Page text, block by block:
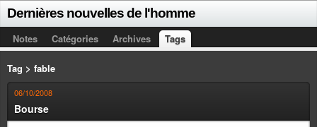
Dernières nouvelles de l'homme
Notes Catégories Archives Tags
Tag > fable
06/10/2008
Bourse